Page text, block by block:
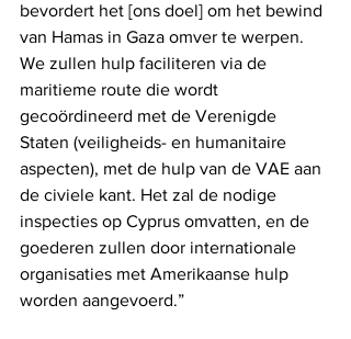
bevordert het [ons doel] om het bewind
van Hamas in Gaza omver te werpen.
We zullen hulp faciliteren via de
maritieme route die wordt
gecoördineerd met de Verenigde
Staten (veiligheids- en humanitaire
aspecten), met de hulp van de VAE aan
de civiele kant. Het zal de nodige
inspecties op Cyprus omvatten, en de
goederen zullen door internationale
organisaties met Amerikaanse hulp
worden aangevoerd.”